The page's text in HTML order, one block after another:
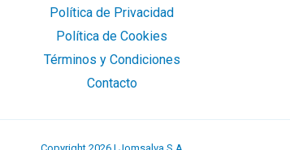
Política de Privacidad
Política de Cookies
Términos y Condiciones
Contacto